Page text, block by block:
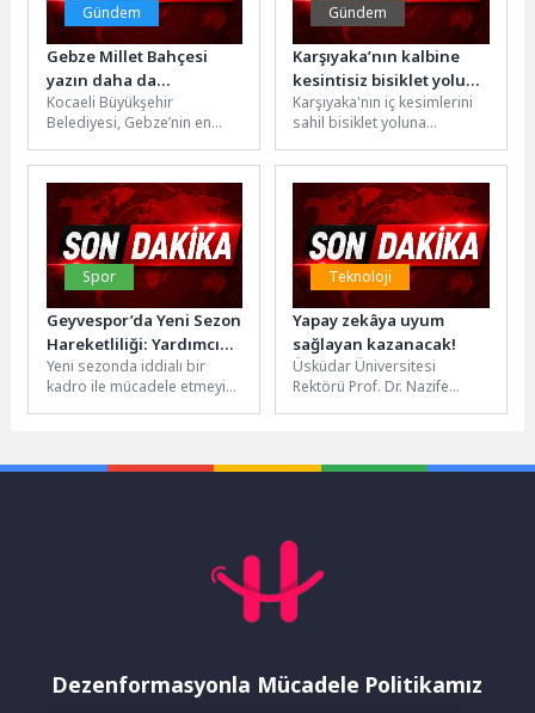
Gündem
Gebze Millet Bahçesi
yazın daha da
şenlenecek
Kocaeli Büyükşehir
Belediyesi, Gebze’nin en
alanlarından biri olan Gebze
Millet Bahçesi’nde bakım...
Gündem
Karşıyaka’nın kalbine
kesintisiz bisiklet yolu
geliyor
Karşıyaka'nın iç kesimlerini
sahil bisiklet yoluna
kilometrelik bisiklet yolu ve
çevre düzenlemesi...
Spor
Geyvespor’da Yeni Sezon
Hareketliliği: Yardımcı
Antrenör ve
Futbolcularla Anlaşma
Sağlandı
Yeni sezonda iddialı bir
kadro ile mücadele etmeyi
Teknoloji
Yapay zekâya uyum
sağlayan kazanacak!
Üsküdar Üniversitesi
Rektörü Prof. Dr. Nazife
dönüşümünü...
Dezenformasyonla Mücadele Politikamız